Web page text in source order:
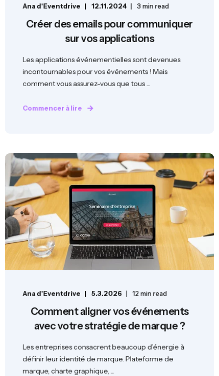
Ana d'Eventdrive 12.11.2024 3 min read
Créer des emails pour communiquer
sur vos applications
Les applications événementielles sont devenues
incontournables pour vos événements ! Mais
comment vous assurez-vous que tous ...
Commencer à lire
Ana d'Eventdrive 5.3.2026 12 min read
Comment aligner vos événements
avec votre stratégie de marque ?
Les entreprises consacrent beaucoup d’énergie à
définir leur identité de marque. Plateforme de
marque, charte graphique, ...